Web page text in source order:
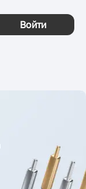
Войти